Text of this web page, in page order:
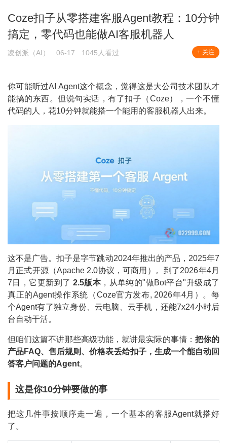
Coze扣子从零搭建客服Agent教程：10分钟
搞定，零代码也能做AI客服机器人
凌创派（AI） 06-17 1045人看过 + 关注
你可能听过AI Agent这个概念，觉得这是大公司技术团队才
能搞的东西。但说句实话，有了扣子（Coze），一个不懂
代码的人，花10分钟就能搭一个能用的客服机器人出来。
这不是广告。扣子是字节跳动2024年推出的产品，2025年7
月正式开源（Apache 2.0协议，可商用）。到了2026年4月
7日，它更新到了 2.5版本，从单纯的"做Bot平台"升级成了
真正的Agent操作系统（Coze官方发布, 2026年4月）。每
个Agent有了独立身份、云电脑、云手机，还能7x24小时后
台自动干活。
但咱们这篇不讲那些高级功能，就讲最实际的事情： 把你的
产品FAQ、售后规则、价格表丢给扣子，生成一个能自动回
答客户问题的Agent。
这是你10分钟要做的事
把这几件事按顺序走一遍，一个基本的客服Agent就搭好
了。